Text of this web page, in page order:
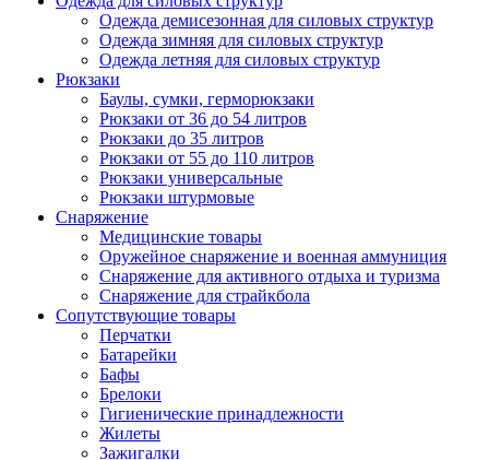
Одежда демисезонная для силовых структур
Одежда зимняя для силовых структур
Одежда летняя для силовых структур
Рюкзаки
Баулы, сумки, герморюкзаки
Рюкзаки от 36 до 54 литров
Рюкзаки до 35 литров
Рюкзаки от 55 до 110 литров
Рюкзаки универсальные
Рюкзаки штурмовые
Снаряжение
Медицинские товары
Оружейное снаряжение и военная аммуниция
Снаряжение для активного отдыха и туризма
Снаряжение для страйкбола
Сопутствующие товары
Перчатки
Батарейки
Бафы
Брелоки
Гигиенические принадлежности
Жилеты
Зажигалки